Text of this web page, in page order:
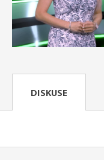
DISKUSE